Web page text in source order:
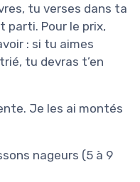
tu verses dans ta
parti. Pour le prix,
: si tu aimes
tu devras t’en
Je les ai montés
nageurs (5 à 9